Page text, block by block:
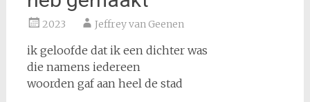
2023 Jeffrey van Geenen
ik geloofde dat ik een dichter was
die namens iedereen
woorden gaf aan heel de stad